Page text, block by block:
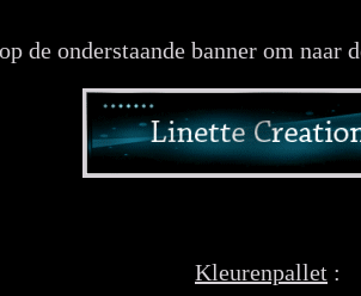
de onderstaande banner om naar
Kleurenpallet :